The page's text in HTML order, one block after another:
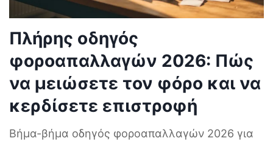
Πλήρης οδηγός
φοροαπαλλαγών 2026: Πώς
να μειώσετε τον φόρο και να
κερδίσετε επιστροφή
Βήμα-βήμα οδηγός φοροαπαλλαγών 2026 για